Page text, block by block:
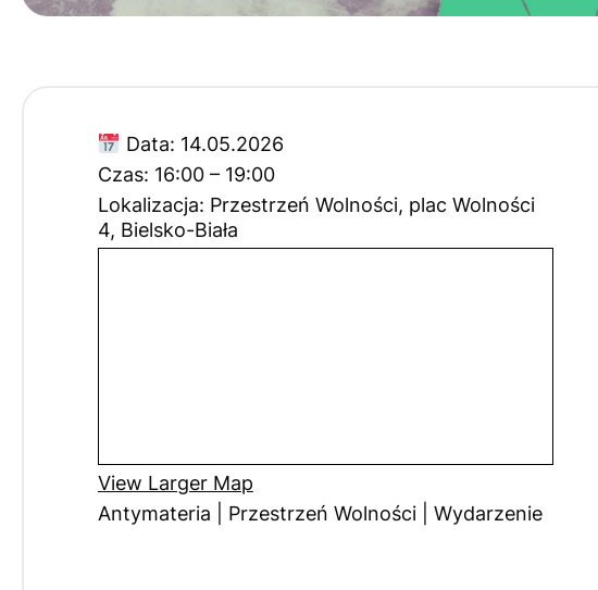
Data: 14.05.2026
Czas: 16:00 – 19:00
Lokalizacja: Przestrzeń Wolności, plac Wolności
4, Bielsko-Biała
View Larger Map
Antymateria | Przestrzeń Wolności | Wydarzenie